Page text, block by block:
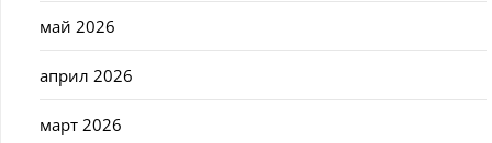
май 2026
април 2026
март 2026